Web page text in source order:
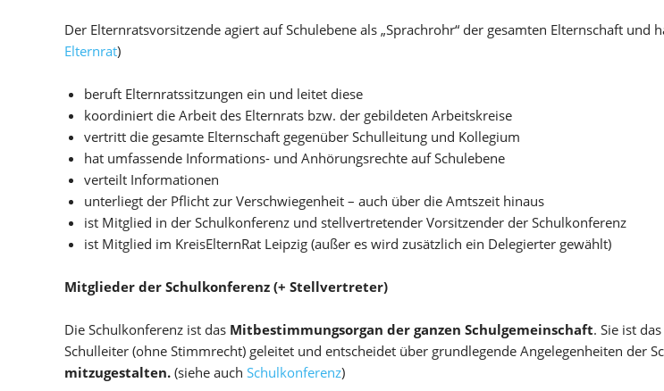
Der Elternratsvorsitzende agiert auf Schulebene als „Sprachrohr“ der gesamten Elternschaft
Elternrat)
beruft Elternratssitzungen ein und leitet diese
koordiniert die Arbeit des Elternrats bzw. der gebildeten Arbeitskreise
vertritt die gesamte Elternschaft gegenüber Schulleitung und Kollegium
hat umfassende Informations- und Anhörungsrechte auf Schulebene
verteilt Informationen
unterliegt der Pflicht zur Verschwiegenheit – auch über die Amtszeit hinaus
ist Mitglied in der Schulkonferenz und stellvertretender Vorsitzender der Schulkonferenz
ist Mitglied im KreisElternRat Leipzig (außer es wird zusätzlich ein Delegierter gewählt)
Mitglieder der Schulkonferenz (+ Stellvertreter)
Die Schulkonferenz ist das Mitbestimmungsorgan der ganzen Schulgemeinschaft. Sie ist das
Schulleiter (ohne Stimmrecht) geleitet und entscheidet über grundlegende Angelegenheiten der
mitzugestalten. (siehe auch Schulkonferenz)